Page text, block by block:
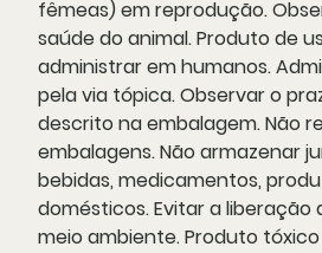
fêmeas) em reprodução.
saúde do animal. Produto de
administrar em humanos.
pela via tópica. Observar o
descrito na embalagem. Não
embalagens. Não armazenar
bebidas, medicamentos,
domésticos. Evitar a liberação
meio ambiente. Produto